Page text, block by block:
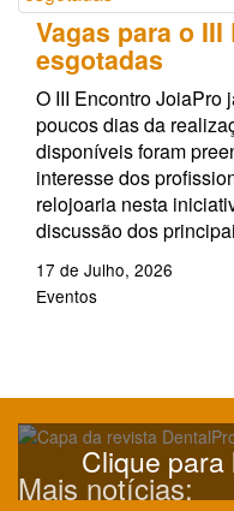
Vagas para o
esgotadas
O III Encontro JoiaPro
poucos dias da
disponíveis foram
interesse dos
relojoaria nesta
discussão dos
17 de Julho, 2026
Eventos
Clique para
Mais notícias: